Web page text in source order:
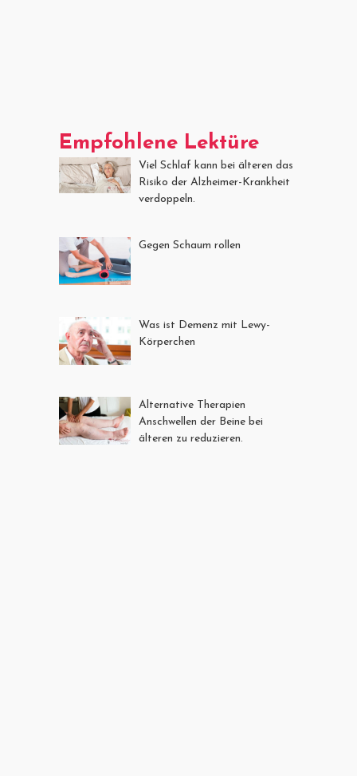
Empfohlene Lektüre
Viel Schlaf kann bei älteren das
Risiko der Alzheimer-Krankheit
verdoppeln.
Gegen Schaum rollen
Was ist Demenz mit Lewy-
Körperchen
Alternative Therapien
Anschwellen der Beine bei
älteren zu reduzieren.